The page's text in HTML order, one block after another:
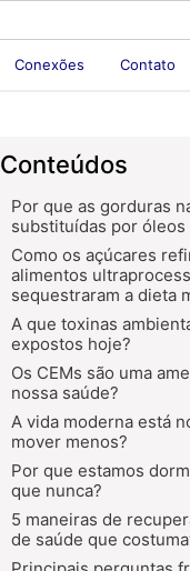
Conexões Contato
Conteúdos
Por que as gorduras
substituídas por óleos
Como os açúcares
alimentos
sequestraram a dieta
A que toxinas
expostos hoje?
Os CEMs são uma
nossa saúde?
A vida moderna está
mover menos?
Por que estamos
que nunca?
5 maneiras de
de saúde que